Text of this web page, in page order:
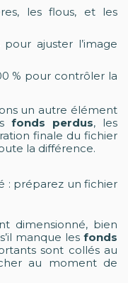
les flous, et les
ajuster l’image
% pour contrôler la
un autre élément
fonds perdus, les
finale du fichier
la différence.
: préparez un fichier
dimensionné, bien
manque les fonds
sont collés au
au moment de